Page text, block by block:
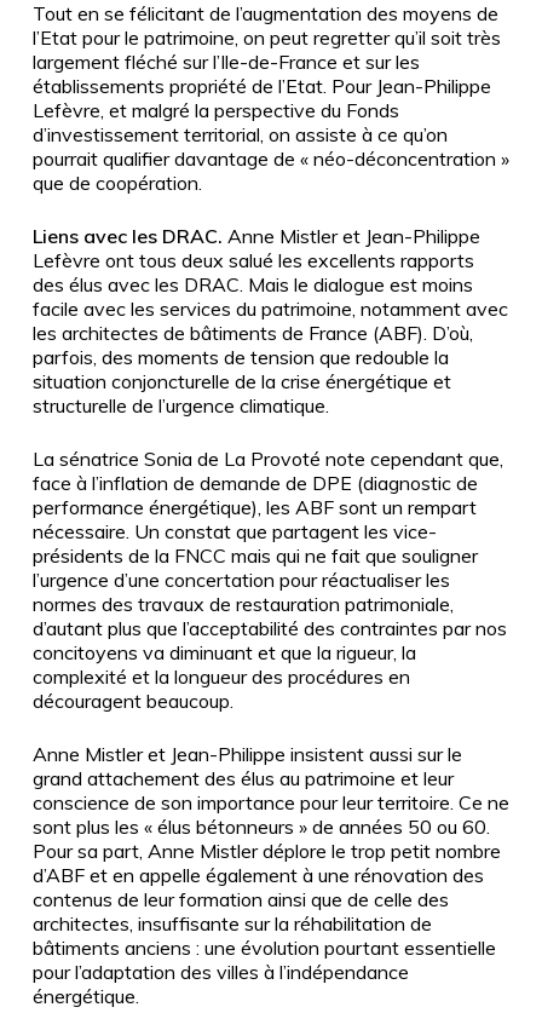
Tout en se félicitant de l’augmentation des moyens de
l’Etat pour le patrimoine, on peut regretter qu’il soit très
largement fléché sur l’Ile-de-France et sur les
établissements propriété de l’Etat. Pour Jean-Philippe
Lefèvre, et malgré la perspective du Fonds
d’investissement territorial, on assiste à ce qu’on
pourrait qualifier davantage de « néo-déconcentration »
que de coopération.
Liens avec les DRAC. Anne Mistler et Jean-Philippe
Lefèvre ont tous deux salué les excellents rapports
des élus avec les DRAC. Mais le dialogue est moins
facile avec les services du patrimoine, notamment avec
les architectes de bâtiments de France (ABF). D’où,
parfois, des moments de tension que redouble la
situation conjoncturelle de la crise énergétique et
structurelle de l’urgence climatique.
La sénatrice Sonia de La Provoté note cependant que,
face à l’inflation de demande de DPE (diagnostic de
performance énergétique), les ABF sont un rempart
nécessaire. Un constat que partagent les vice-
présidents de la FNCC mais qui ne fait que souligner
l’urgence d’une concertation pour réactualiser les
normes des travaux de restauration patrimoniale,
d’autant plus que l’acceptabilité des contraintes par nos
concitoyens va diminuant et que la rigueur, la
complexité et la longueur des procédures en
découragent beaucoup.
Anne Mistler et Jean-Philippe insistent aussi sur le
grand attachement des élus au patrimoine et leur
conscience de son importance pour leur territoire. Ce ne
sont plus les « élus bétonneurs » de années 50 ou 60.
Pour sa part, Anne Mistler déplore le trop petit nombre
d’ABF et en appelle également à une rénovation des
contenus de leur formation ainsi que de celle des
architectes, insuffisante sur la réhabilitation de
bâtiments anciens : une évolution pourtant essentielle
pour l’adaptation des villes à l’indépendance
énergétique.